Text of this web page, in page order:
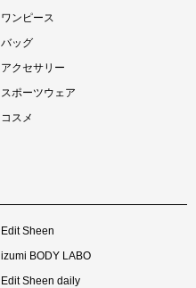
ワンピース
バッグ
アクセサリー
スポーツウェア
コスメ
Edit Sheen
izumi BODY LABO
Edit Sheen daily